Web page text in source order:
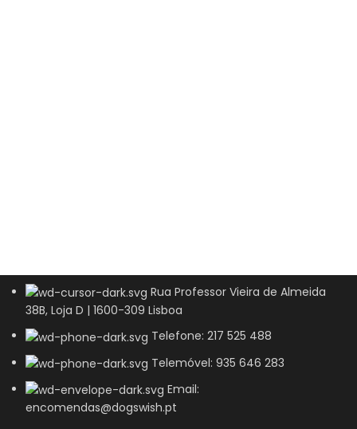
Rua Professor Vieira de Almeida
38B, Loja D | 1600-309 Lisboa
Telefone: 217 525 488
Telemóvel: 935 646 283
Email:
encomendas@dogswish.pt